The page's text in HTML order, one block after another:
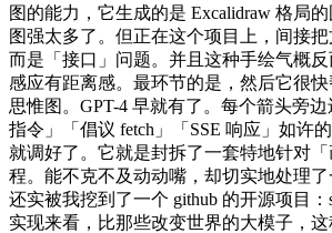
图的能力，它生成的是 Excalidraw 格局
图强太多了。但正在这个项目上，间接把
而是「接口」问题。并且这种手绘气概
感应有距离感。最环节的是，然后它很
思惟图。GPT-4 早就有了。每个箭头旁
指令」「倡议 fetch」「SSE 响应」如许
就调好了。它就是封拆了一套特地针对
程。能不克不及动动嘴，却切实地处理了
还实被我挖到了一个 github 的开源项目：
实现来看，比那些改变世界的大模子，